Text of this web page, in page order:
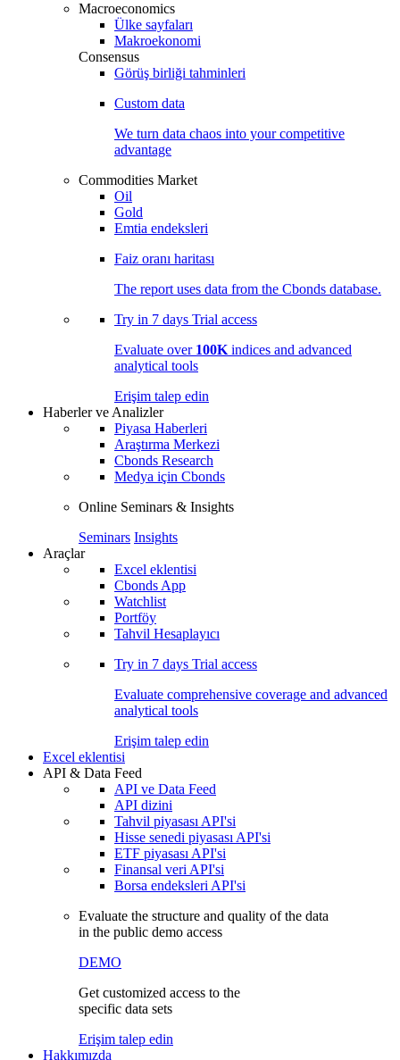
Macroeconomics
Ülke sayfaları
Makroekonomi
Consensus
Görüş birliği tahminleri
Custom data
We turn data chaos into your competitive
advantage
Commodities Market
Oil
Gold
Emtia endeksleri
Faiz oranı haritası
The report uses data from the Cbonds database.
Try in 7 days Trial access
Evaluate over 100K indices and advanced
analytical tools
Erişim talep edin
Haberler ve Analizler
Piyasa Haberleri
Araştırma Merkezi
Cbonds Research
Medya için Cbonds
Online Seminars & Insights
Seminars Insights
Araçlar
Excel eklentisi
Cbonds App
Watchlist
Portföy
Tahvil Hesaplayıcı
Try in 7 days Trial access
Evaluate comprehensive coverage and advanced
analytical tools
Erişim talep edin
Excel eklentisi
API & Data Feed
API ve Data Feed
API dizini
Tahvil piyasası API'si
Hisse senedi piyasası API'si
ETF piyasası API'si
Finansal veri API'si
Borsa endeksleri API'si
Evaluate the structure and quality of the data
in the public demo access
DEMO
Get customized access to the
specific data sets
Erişim talep edin
Hakkımızda